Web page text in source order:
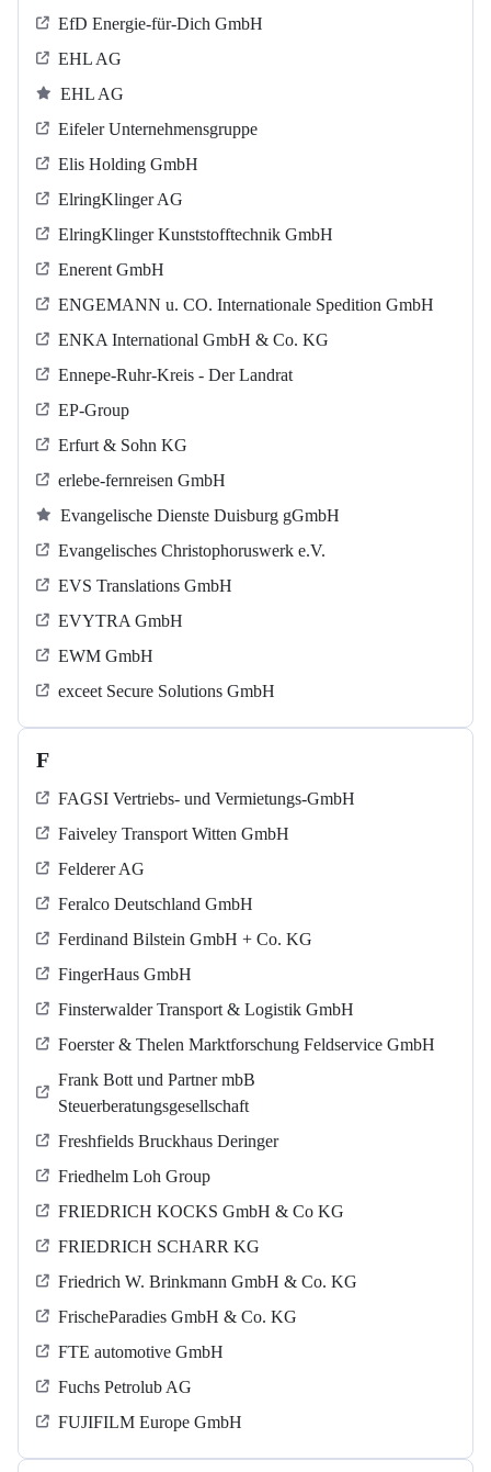
EfD Energie-für-Dich GmbH
EHL AG
EHL AG
Eifeler Unternehmensgruppe
Elis Holding GmbH
ElringKlinger AG
ElringKlinger Kunststofftechnik GmbH
Enerent GmbH
ENGEMANN u. CO. Internationale Spedition GmbH
ENKA International GmbH & Co. KG
Ennepe-Ruhr-Kreis - Der Landrat
EP-Group
Erfurt & Sohn KG
erlebe-fernreisen GmbH
Evangelische Dienste Duisburg gGmbH
Evangelisches Christophoruswerk e.V.
EVS Translations GmbH
EVYTRA GmbH
EWM GmbH
exceet Secure Solutions GmbH
F
FAGSI Vertriebs- und Vermietungs-GmbH
Faiveley Transport Witten GmbH
Felderer AG
Feralco Deutschland GmbH
Ferdinand Bilstein GmbH + Co. KG
FingerHaus GmbH
Finsterwalder Transport & Logistik GmbH
Foerster & Thelen Marktforschung Feldservice GmbH
Frank Bott und Partner mbB
Steuerberatungsgesellschaft
Freshfields Bruckhaus Deringer
Friedhelm Loh Group
FRIEDRICH KOCKS GmbH & Co KG
FRIEDRICH SCHARR KG
Friedrich W. Brinkmann GmbH & Co. KG
FrischeParadies GmbH & Co. KG
FTE automotive GmbH
Fuchs Petrolub AG
FUJIFILM Europe GmbH